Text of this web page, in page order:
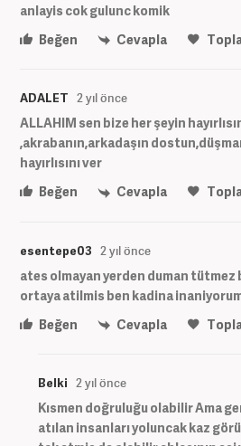
anlayis cok gulunc komik
Beğen
Cevapla
ADALET 2 yıl önce
ALLAHIM sen bize her şeyin
,akrabanın,arkadaşın
hayırlısını ver
Beğen
Cevapla
esentepe03 2 yıl önce
ates olmayan yerden duman tütmez
ortaya atilmis ben kadina
Beğen
Cevapla
Belki 2 yıl önce
Kısmen doğruluğu olabilir Ama
atılan insanları yoluncak kaz